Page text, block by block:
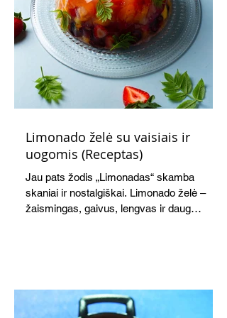
Limonado želė su vaisiais ir
uogomis (Receptas)
Jau pats žodis „Limonadas“ skamba
skaniai ir nostalgiškai. Limonado želė –
žaismingas, gaivus, lengvas ir daug